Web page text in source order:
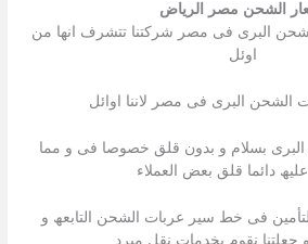
الشحن مصر الرياض
البرى فى مصر شركتنا تتشرف انھا من
اوئل
البرى فى مصر لاننا اوائل
البرى بسلام و بدون قلق خصوصا فى و مما
دائما قلق بعض العملاء
التأمین فى خط سیر عربات الشحن التابعھ و
جعلتنا نقوم بخدمات نقل مبرد